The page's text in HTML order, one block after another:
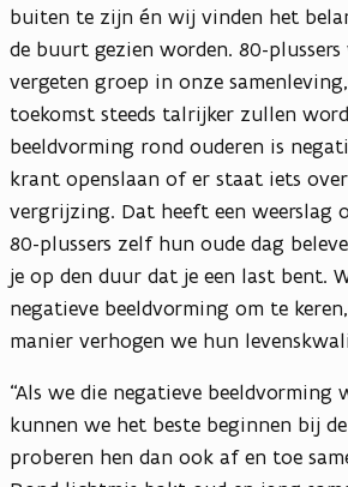
buiten te zijn én wij vinden het
de buurt gezien worden. 80-plussers
vergeten groep in onze
toekomst steeds talrijker zullen
beeldvorming rond ouderen is
krant openslaan of er staat iets
vergrijzing. Dat heeft een weerslag
80-plussers zelf hun oude dag
je op den duur dat je een last bent.
negatieve beeldvorming om te
manier verhogen we hun
“Als we die negatieve beeldvorming
kunnen we het beste beginnen bij
proberen hen dan ook af en toe